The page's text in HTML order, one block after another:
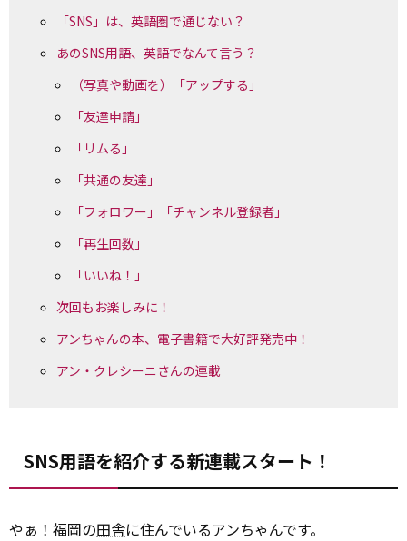
「SNS」は、英語圏で通じない？
あのSNS用語、英語でなんて言う？
（写真や動画を）「アップする」
「友達申請」
「リムる」
「共通の友達」
「フォロワー」「チャンネル登録者」
「再生回数」
「いいね！」
次回もお楽しみに！
アンちゃんの本、電子書籍で大好評発売中！
アン・クレシーニさんの連載
SNS用語を紹介する新連載スタート！
やぁ！福岡の田舎に住んでいるアンちゃんです。